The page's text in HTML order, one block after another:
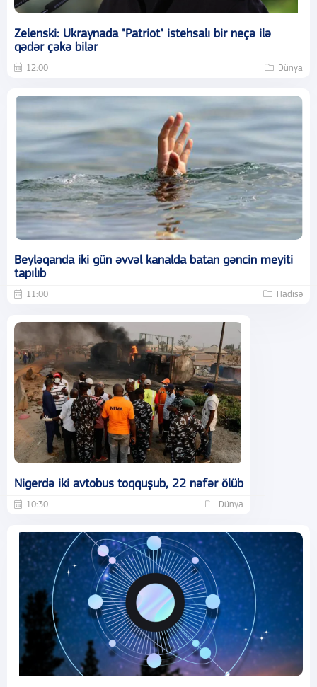
Zelenski: Ukraynada "Patriot" istehsalı bir neçə ilə
qədər çəkə bilər
12:00 Dünya
Beyləqanda iki gün əvvəl kanalda batan gəncin meyiti
tapılıb
11:00 Hadisə
Nigerdə iki avtobus toqquşub, 22 nəfər ölüb
10:30 Dünya